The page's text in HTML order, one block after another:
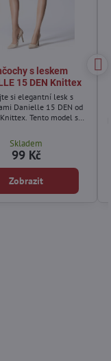
s leskem
15 DEN Knittex
si elegantní lesk s
Danielle 15 DEN od
Tento model s
i večerní outfity. Díky
materiálu krásně
tvar nohou a opticky je
prodlouží.
Skladem
99 Kč
Zobrazit